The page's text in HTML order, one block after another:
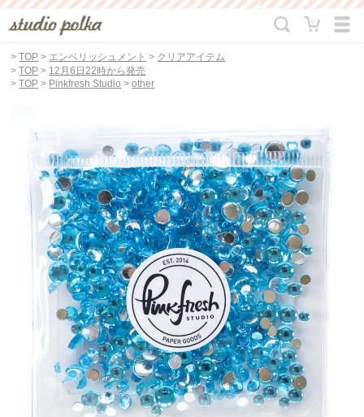
>TOP > エンベリッシュメント > クリアアイテム
>TOP > 12月6日22時から発売
>TOP > Pinkfresh Studio >other